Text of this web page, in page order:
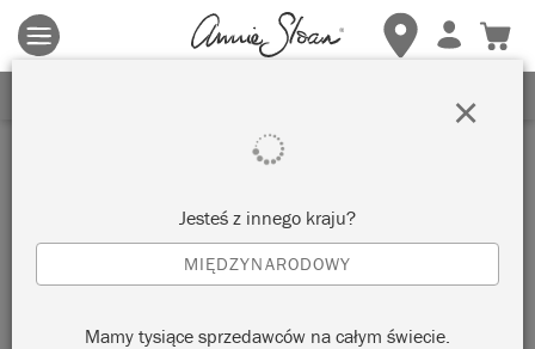
Obowiązują zasady i warunki. Kliknij tutaj
aby uzyskać więcej
szczegółów.
Inspiracje
SZUFLADY POKRYTE
TKANINĄ
autorstwa shed eleven
Jesteś z innego kraju?
MIĘDZYNARODOWY
Mamy tysiące sprzedawców na całym świecie.
×